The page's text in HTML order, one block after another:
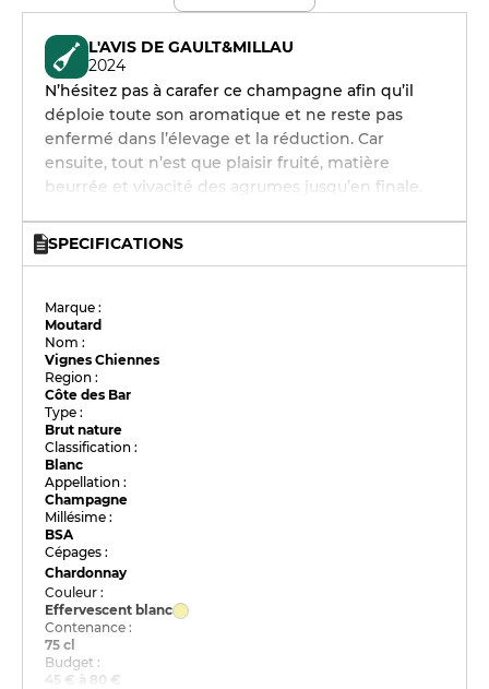
L'AVIS DE GAULT&MILLAU
2024
N’hésitez pas à carafer ce champagne afin qu’il
déploie toute son aromatique et ne reste pas
enfermé dans l’élevage et la réduction. Car
ensuite, tout n’est que plaisir fruité, matière
beurrée et vivacité des agrumes jusqu’en finale.
SPECIFICATIONS
Marque :
Moutard
Nom :
Vignes Chiennes
Region :
Côte des Bar
Type :
Brut nature
Classification :
Blanc
Appellation :
Champagne
Millésime :
BSA
Cépages :
Chardonnay
Couleur :
Effervescent blanc
Contenance :
75 cl
Budget :
45 € à 80 €